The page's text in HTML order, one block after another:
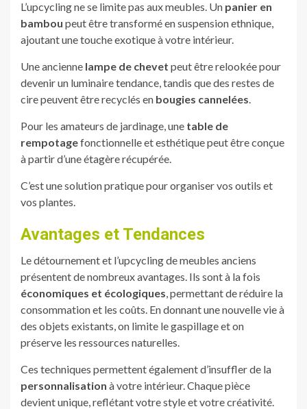
L’upcycling ne se limite pas aux meubles. Un panier en
bambou peut être transformé en suspension ethnique,
ajoutant une touche exotique à votre intérieur.
Une ancienne lampe de chevet peut être relookée pour
devenir un luminaire tendance, tandis que des restes de
cire peuvent être recyclés en bougies cannelées
Pour les amateurs de jardinage, une table de
rempotagefonctionnelle et esthétique peut être conçue
à partir d’une étagère récupérée.
C’est une solution pratique pour organiser vos outils et
vos plantes.
Avantages et Tendances
Le détournement et l’upcycling de meubles anciens
présentent de nombreux avantages. Ils sont à la fois
économiques et écologiques , permettant de réduire la
consommation et les coûts. En donnant une nouvelle vie à
des objets existants, on limite le gaspillage et on
préserve les ressources naturelles.
Ces techniques permettent également d’insuffler de la
personnalisation à votre intérieur. Chaque pièce
devient unique, reflétant votre style et votre créativité.